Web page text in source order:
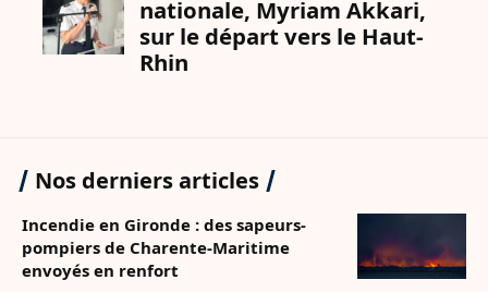
Nos derniers articles
Incendie en Gironde : des sapeurs-
pompiers de Charente-Maritime
envoyés en renfort